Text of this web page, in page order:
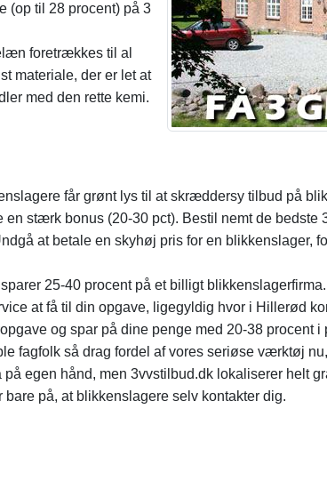
(op til 28 procent) på 3
foretrækkes til al
materiale, der er let at
med den rette kemi.
får grønt lys til at skræddersy tilbud på
en stærk bonus (20-30 pct). Bestil nemt de
at betale en skyhøj pris for en blikkenslager,
25-40 procent på et billigt
at få til din opgave, ligegyldig hvor i Hillerød
og spar på dine penge med 20-38 procent
fagfolk så drag fordel af vores seriøse værktøj
egen hånd, men 3vvstilbud.dk lokaliserer helt
på, at blikkenslagere selv kontakter dig.